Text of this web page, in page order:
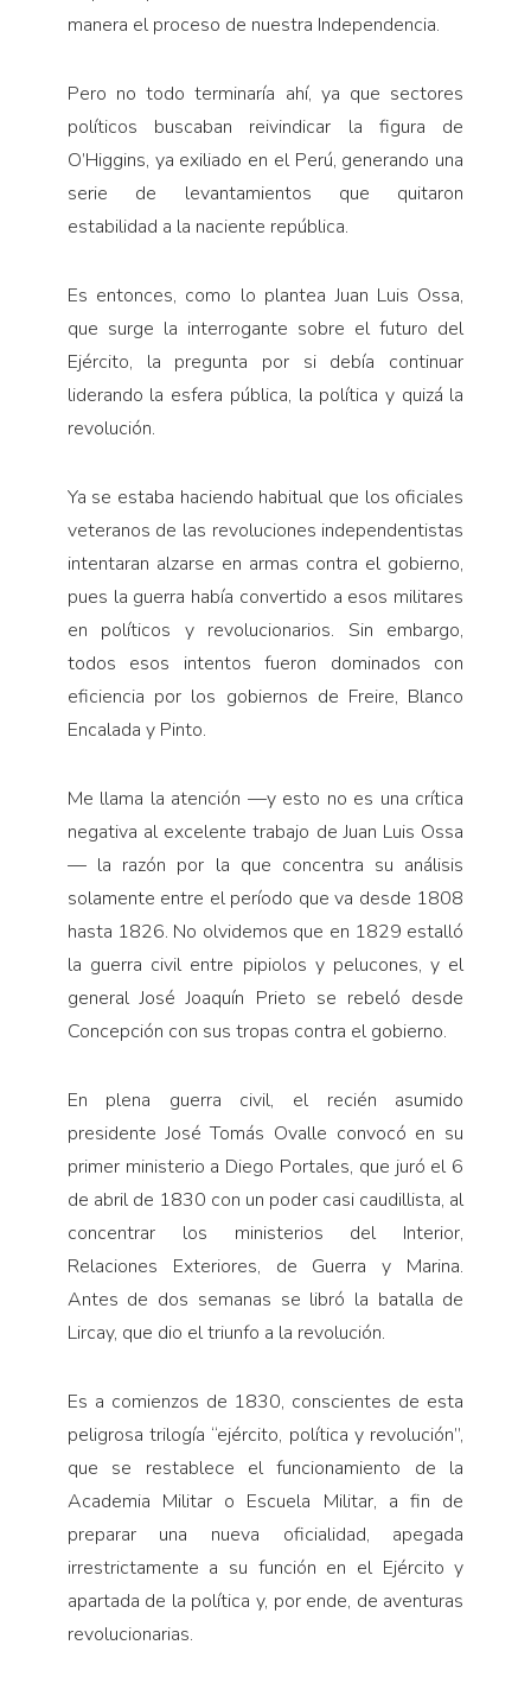
manera el proceso de nuestra Independencia.
Pero no todo terminaría ahí, ya que sectores
políticos buscaban reivindicar la figura de
O’Higgins, ya exiliado en el Perú, generando una
serie de levantamientos que quitaron
estabilidad a la naciente república.
Es entonces, como lo plantea Juan Luis Ossa,
que surge la interrogante sobre el futuro del
Ejército, la pregunta por si debía continuar
liderando la esfera pública, la política y quizá la
revolución.
Ya se estaba haciendo habitual que los oficiales
veteranos de las revoluciones independentistas
intentaran alzarse en armas contra el gobierno,
pues la guerra había convertido a esos militares
en políticos y revolucionarios. Sin embargo,
todos esos intentos fueron dominados con
eficiencia por los gobiernos de Freire, Blanco
Encalada y Pinto.
Me llama la atención —y esto no es una crítica
negativa al excelente trabajo de Juan Luis Ossa
— la razón por la que concentra su análisis
solamente entre el período que va desde 1808
hasta 1826. No olvidemos que en 1829 estalló
la guerra civil entre pipiolos y pelucones, y el
general José Joaquín Prieto se rebeló desde
Concepción con sus tropas contra el gobierno.
En plena guerra civil, el recién asumido
presidente José Tomás Ovalle convocó en su
primer ministerio a Diego Portales, que juró el 6
de abril de 1830 con un poder casi caudillista, al
concentrar los ministerios del Interior,
Relaciones Exteriores, de Guerra y Marina.
Antes de dos semanas se libró la batalla de
Lircay, que dio el triunfo a la revolución.
Es a comienzos de 1830, conscientes de esta
peligrosa trilogía “ejército, política y revolución”,
que se restablece el funcionamiento de la
Academia Militar o Escuela Militar, a fin de
preparar una nueva oficialidad, apegada
irrestrictamente a su función en el Ejército y
apartada de la política y, por ende, de aventuras
revolucionarias.